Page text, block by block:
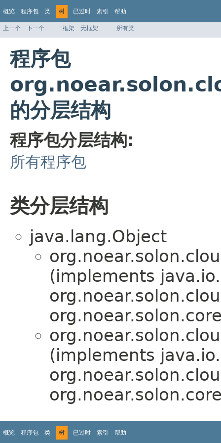
概览 程序包 类 树 已过时 索引 帮助
上一个 下一个 框架 无框架 所有类
程序包
的分层结构
程序包分层结构:
所有程序包
类分层结构
java.lang.Object
(implements
(implements
概览 程序包 类 树 已过时 索引 帮助